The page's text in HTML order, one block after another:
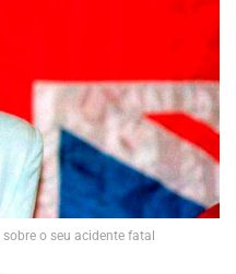
o seu acidente fatal